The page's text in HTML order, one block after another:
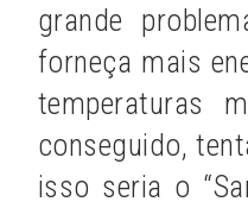
grande
forneça mais
temperaturas
conseguido,
isso seria o